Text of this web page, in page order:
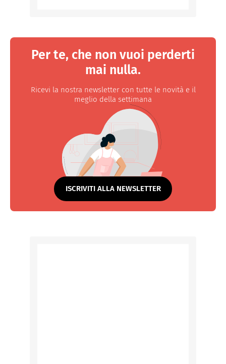
Per te, che non vuoi perderti
mai nulla.
Ricevi la nostra newsletter con tutte le novità e il
meglio della settimana
ISCRIVITI ALLA NEWSLETTER